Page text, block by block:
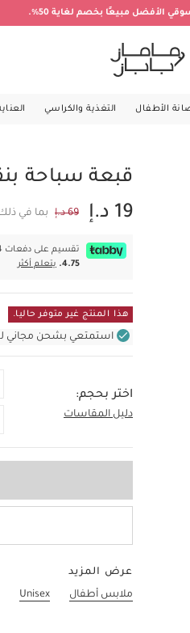
الأفضل مبيعًا بخصم لغاية 50%.
الأطفال التغذية والكراسي
قبعة سباحة
19 د.إ
69 د.إ بما في
تقسيم على دفعات 4 بدون فوائد بقيمة
4.75.
يتعلم أكثر
هذا المنتج غير متوفر حاليا.
استمتعي بشحن مجاني
اختر بحجم:
دليل المقاسات
6-12
عرض المزيد
ملابس أطفال
Unisex